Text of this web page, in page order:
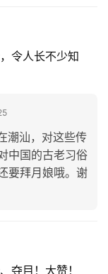
令人长不少知
潮汕，对这些传
中国的古老习俗
要拜月娘哦。谢
夺目！大赞！